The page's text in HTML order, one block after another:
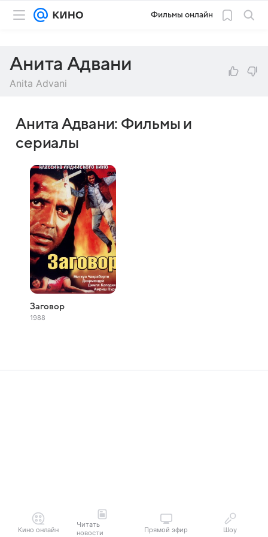
Фильмы онлайн
Анита Адвани
Anita Advani
Анита Адвани: Фильмы и
сериалы
Заговор
1988
Кино онлайн
Читать
новости
Прямой эфир Шоу